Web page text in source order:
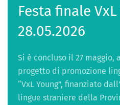
Festa finale
28.05.2026
Si è concluso il 27 maggio,
progetto di promozione
“VxL Young”, finanziato
lingue straniere della